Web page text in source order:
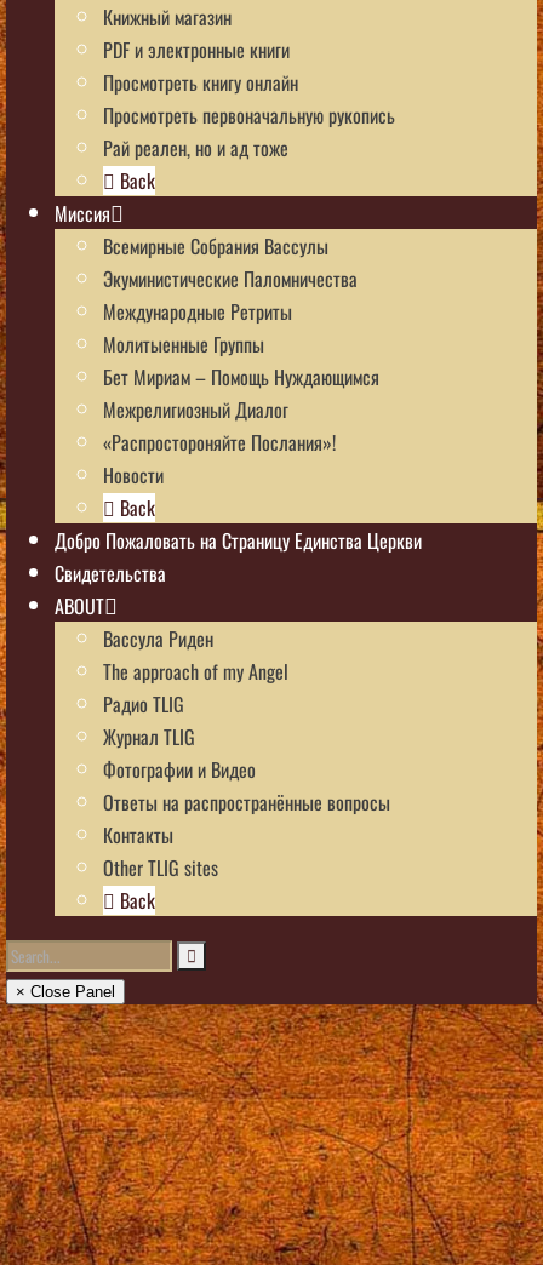
Книжный магазин
PDF и электронные книги
Просмотреть книгу онлайн
Просмотреть первоначальную рукопись
Рай реален, но и ад тоже
Back
Миссия
Всемирные Собрания Вассулы
Экуминистические Паломничества
Международные Ретриты
Молитыенные Группы
Бет Мириам – Помощь Нуждающимся
Межрелигиозный Диалог
«Распростороняйте Послания»!
Новости
Back
Добро Пожаловать на Страницу Единства Церкви
Свидетельства
ABOUT
Вассула Риден
The approach of my Angel
Радио TLIG
Журнал TLIG
Фотографии и Видео
Ответы на распространённые вопросы
Контакты
Other TLIG sites
Back
× Close Panel